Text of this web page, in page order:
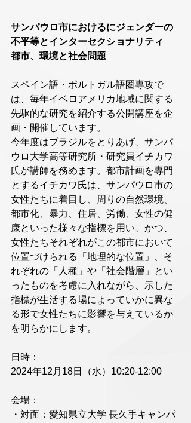
サンパウロ市におけるにジェンダーの
不平等とインターセクショナリティ
都市、環境と社会問題
スペイン語・ポルトガル語圏専攻で
は、毎年イベロアメリカ地域に関する
先駆的な研究を紹介する公開講座を企
画・開催しています。
今年度はブラジルをとりあげ、サンパ
ウロ大学高等研究所・研究員イチカワ
氏が講師を務めます。都市計画を専門
とするイチカワ氏は、サンパウロ市の
女性たちに着目し、周りの自然環境、
都市化、暴力、住居、労働、女性の健
康といった様々な指標を用い、かつ、
女性たちそれぞれがこの都市において
位置づけられる「地理的な位置」、そ
れぞれの「人種」や「社会階層」とい
ったものを考慮に入れながら、示した
指標が生活する場によっていかに異な
る形で女性たちに影響を与えているか
を明らかにします。
日時：
2024年12月18日（水）10:20-12:00
会場：
・対面：愛知県立大学 長久手キャンパ